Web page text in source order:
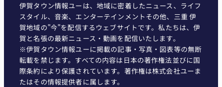
伊賀タウン情報ユーは、地域に密着したニュース、ライフ
スタイル、音楽、エンターテインメントその他、三重 伊
賀地域の"今"を配信するウェブサイトです。私たちは、伊
賀と名張の最新ニュース・動画を配信いたします。
※伊賀タウン情報ユーに掲載の記事・写真・図表等の無断
転載を禁じます。すべての内容は日本の著作権法並びに国
際条約により保護されています。著作権は株式会社ユーま
たはその情報提供者に属します。